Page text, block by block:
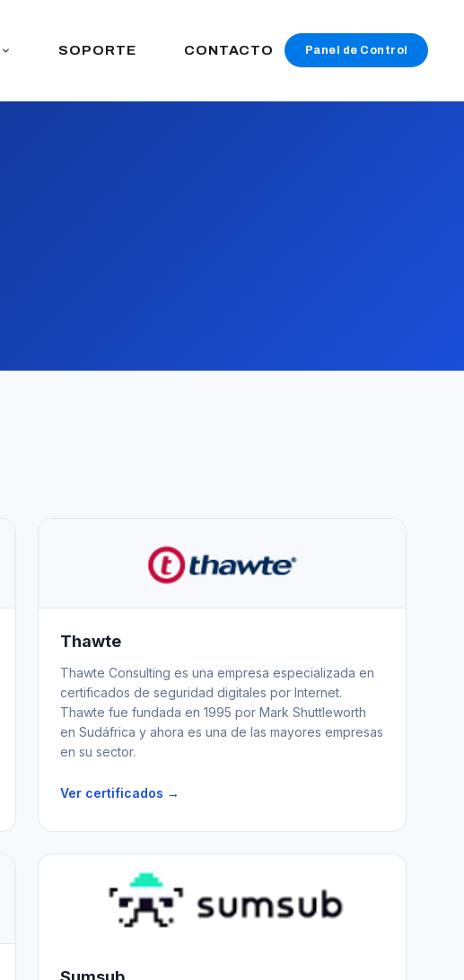
SOPORTE CONTACTO Panel de Control
Thawte
Thawte Consulting es una empresa especializada en
certificados de seguridad digitales por Internet.
Thawte fue fundada en 1995 por Mark Shuttleworth
en Sudáfrica y ahora es una de las mayores empresas
en su sector.
Ver certificados →